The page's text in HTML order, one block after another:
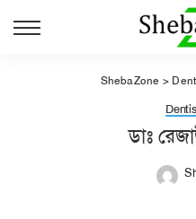
ShebaZone >
ডাঃ